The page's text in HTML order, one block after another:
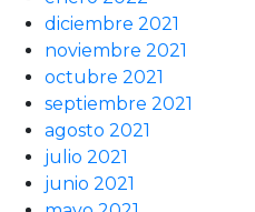
diciembre 2021
noviembre 2021
octubre 2021
septiembre 2021
agosto 2021
julio 2021
junio 2021